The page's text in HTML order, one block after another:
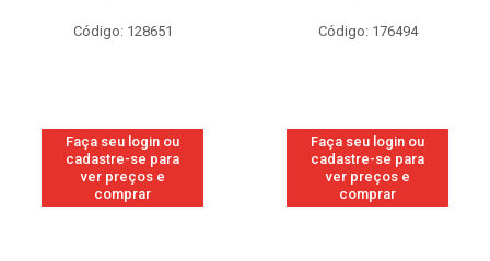
Código: 128651
Faça seu login ou
cadastre-se para
ver preços e
comprar
Código: 176494
Faça seu login ou
cadastre-se para
ver preços e
comprar